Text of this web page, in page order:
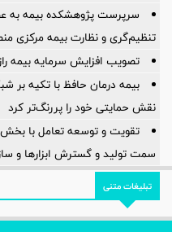
سرپرست پژوهشكده بیمه به
تنظیم‌گری و نظارت بیمه مركزی
تصویب افزایش سرمایه بیمه
بیمه درمان حافظ با تکیه
نقش حمایتی خود را پررنگ‌تر کرد
تقویت و توسعه تعامل با بخش
سمت تولید و گسترش ابزارها و
تبلیغات متنی